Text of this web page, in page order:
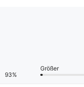
93%
Größer